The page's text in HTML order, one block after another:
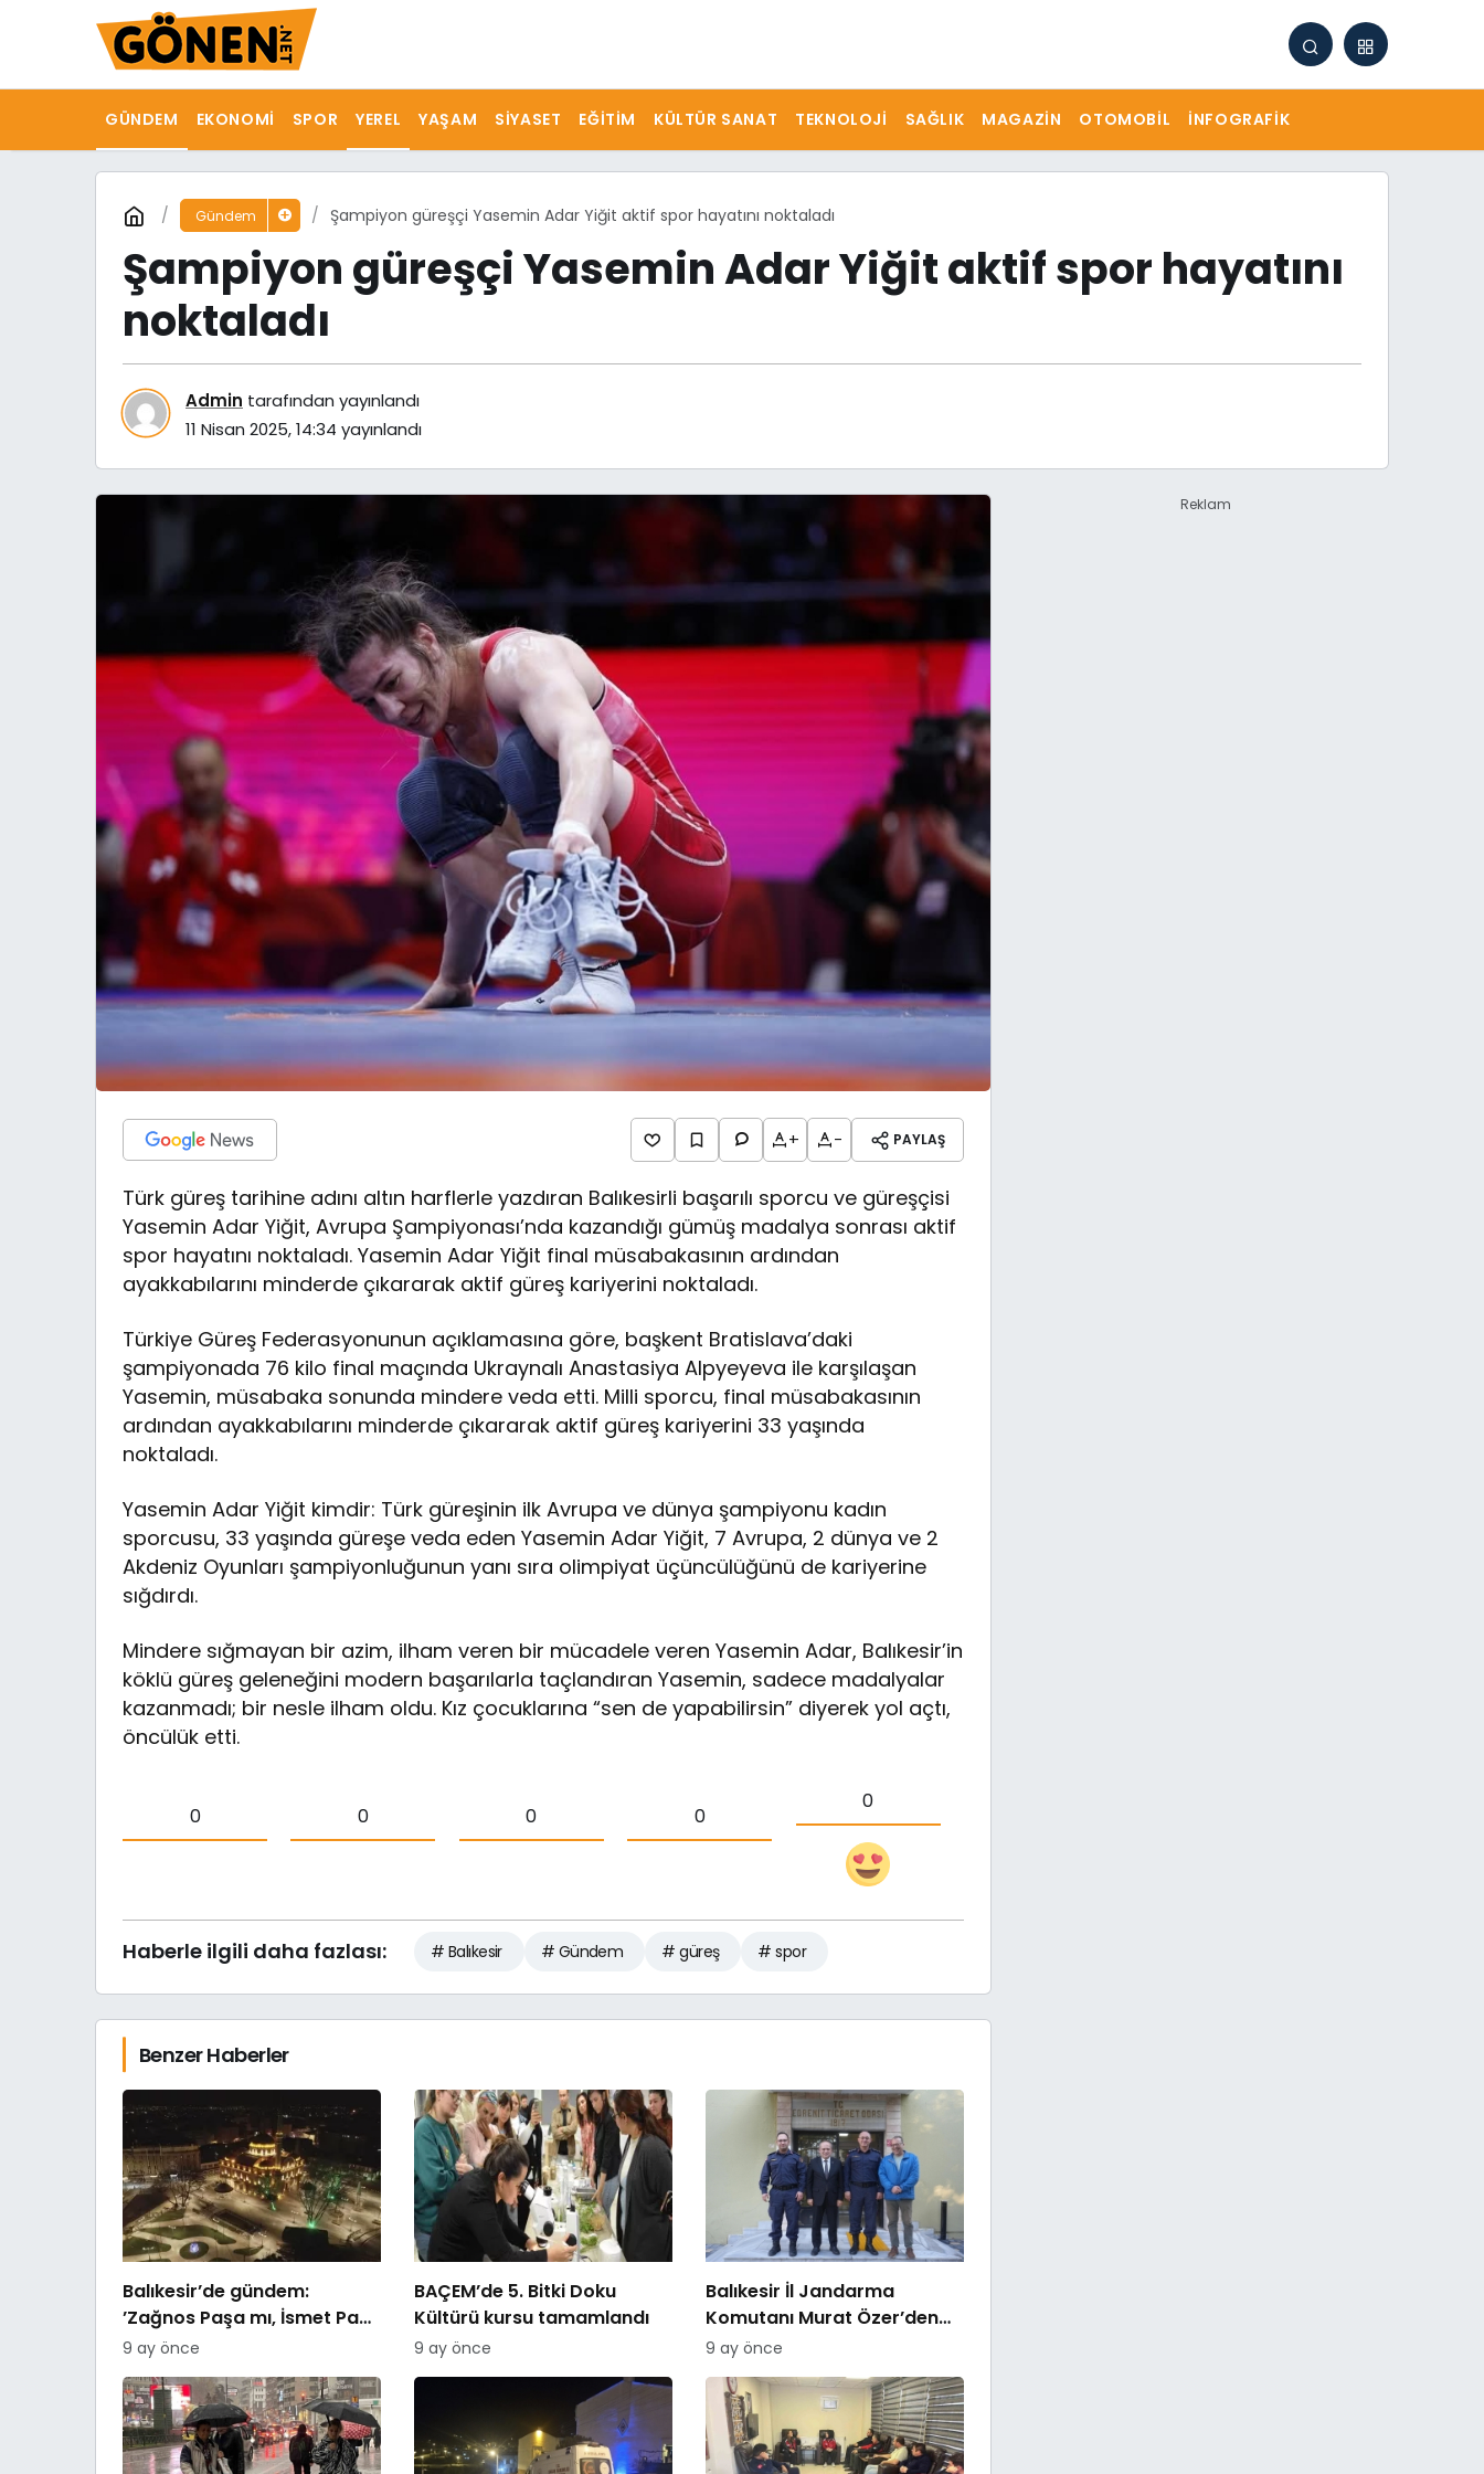
GÜNDEM EKONOMI SPOR YEREL YAŞAM SIYASET EĞITIM KÜLTÜR SANAT TEKNOLOJI SAĞLIK MAGAZIN OTOMOBIL İNFOGRAFIK
Gündem Şampiyon güreşçi Yasemin Adar Yiğit aktif spor hayatını noktaladı
Şampiyon güreşçi Yasemin Adar Yiğit aktif spor hayatını
noktaladı
Admin tarafından yayınlandı
11 Nisan 2025, 14:34 yayınlandı
+ - PAYLAŞ
Türk güreş tarihine adını altın harflerle yazdıran Balıkesirli başarılı sporcu ve güreşçisi
Yasemin Adar Yiğit, Avrupa Şampiyonası’nda kazandığı gümüş madalya sonrası aktif
spor hayatını noktaladı. Yasemin Adar Yiğit final müsabakasının ardından
ayakkabılarını minderde çıkararak aktif güreş kariyerini noktaladı.
Türkiye Güreş Federasyonunun açıklamasına göre, başkent Bratislava’daki
şampiyonada 76 kilo final maçında Ukraynalı Anastasiya Alpyeyeva ile karşılaşan
Yasemin, müsabaka sonunda mindere veda etti. Milli sporcu, final müsabakasının
ardından ayakkabılarını minderde çıkararak aktif güreş kariyerini 33 yaşında
noktaladı.
Yasemin Adar Yiğit kimdir: Türk güreşinin ilk Avrupa ve dünya şampiyonu kadın
sporcusu, 33 yaşında güreşe veda eden Yasemin Adar Yiğit, 7 Avrupa, 2 dünya ve 2
Akdeniz Oyunları şampiyonluğunun yanı sıra olimpiyat üçüncülüğünü de kariyerine
sığdırdı.
Mindere sığmayan bir azim, ilham veren bir mücadele veren Yasemin Adar, Balıkesir’in
köklü güreş geleneğini modern başarılarla taçlandıran Yasemin, sadece madalyalar
kazanmadı; bir nesle ilham oldu. Kız çocuklarına “sen de yapabilirsin” diyerek yol açtı,
öncülük etti.
0 0 0 0
0
Haberle ilgili daha fazlası: # Balıkesir # Gündem # güreş # spor
Benzer Haberler
Balıkesir’de gündem:
’Zağnos Paşa mı, İsmet Paşa
mı
9 ay önce
BAÇEM’de 5. Bitki Doku
Kültürü kursu tamamlandı
9 ay önce
Balıkesir İl Jandarma
Komutanı Murat Özer’den
Edremit Ticaret Odasına
ziyaret
9 ay önce
Reklam